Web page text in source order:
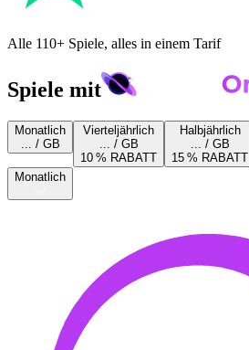
Alle 110+ Spiele, alles in einem Tarif
Spiele mit
Monatlich
... / GB
Vierteljährlich
... / GB
10 % RABATT
Halbjährlich
... / GB
15 % RABATT
Monatlich